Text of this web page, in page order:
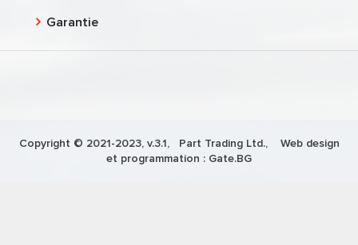
Garantie
Copyright © 2021-2023, v.3.1, Part Trading Ltd., Web design
et programmation : Gate.BG